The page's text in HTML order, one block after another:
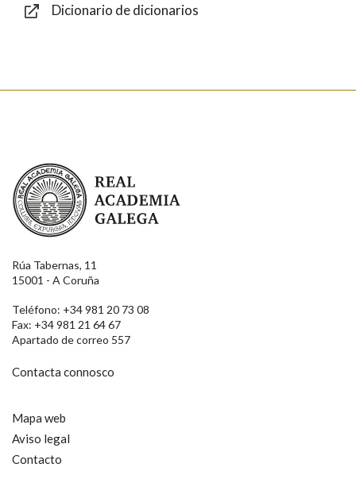
Dicionario de dicionarios
Real Academia Galega
Rúa Tabernas, 11
15001 - A Coruña
Teléfono: +34 981 20 73 08
Fax: +34 981 21 64 67
Apartado de correo 557
Contacta connosco
Mapa web
Aviso legal
Contacto